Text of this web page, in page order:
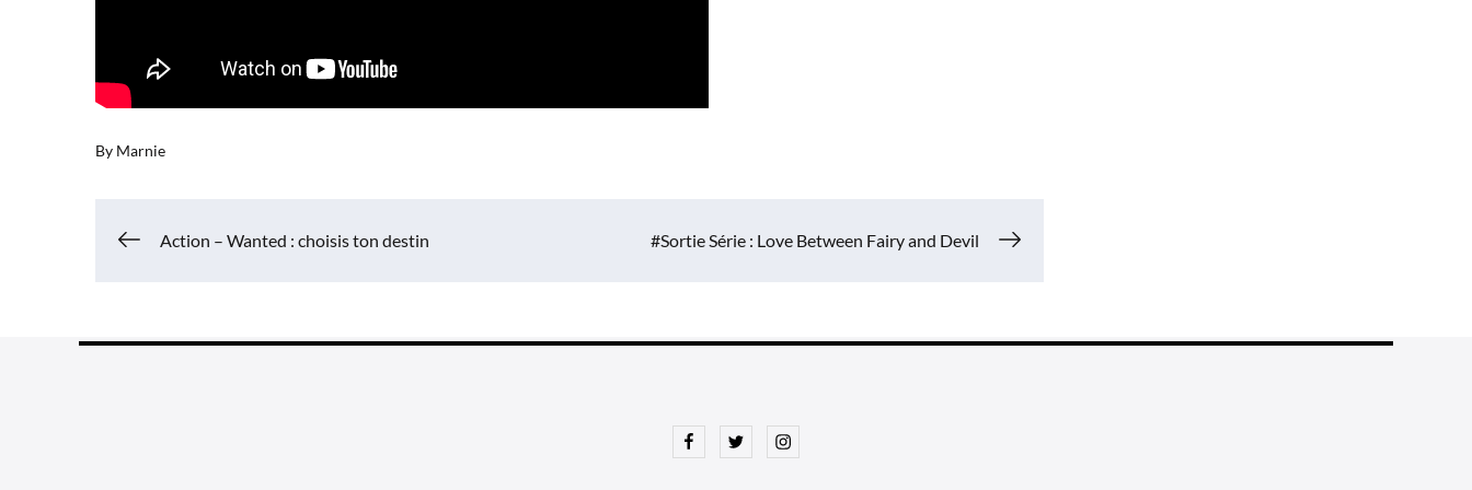
By Marnie
Navigation
Action – Wanted : choisis ton destin #Sortie Série : Love Between Fairy and Devil
FacebookTwitterInstagram